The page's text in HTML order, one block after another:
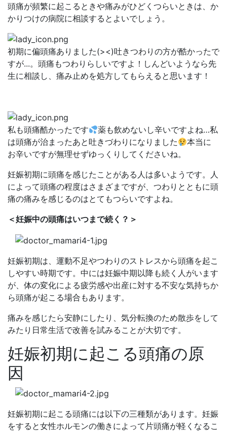
頭痛が頻繁に起こるときや痛みがひどくつらいときは、か
かりつけの病院に相談するとよいでしょう。
初期に偏頭痛ありました(><)吐きつわりの方が酷かったで
すが...。頭痛もつわりらしいですよ！しんどいようなら先
生に相談し、痛み止めを処方してもらえると思います！
私も頭痛酷かったです
薬も飲めないし辛いですよね…私
は頭痛が治まったあと吐きづわりになりました
本当に
お辛いですが無理せずゆっくりしてくださいね。
妊娠初期に頭痛を感じたことがある人は多いようです。人
によって頭痛の程度はさまざまですが、つわりとともに頭
痛の痛みを感じるのはとてもつらいですよね。
＜妊娠中の頭痛はいつまで続く？＞
妊娠初期は、運動不足やつわりのストレスから頭痛を起こ
しやすい時期です。中には妊娠中期以降も続く人がいます
が、体の変化による疲労感や出産に対する不安な気持ちか
ら頭痛が起こる場合もあります。
痛みを感じたら安静にしたり、気分転換のため散歩をして
みたり日常生活で改善を試みることが大切です。
妊娠初期に起こる頭痛の原
因
妊娠初期に起こる頭痛には以下の三種類があります。妊娠
をすると女性ホルモンの働きによって片頭痛が軽くなるこ